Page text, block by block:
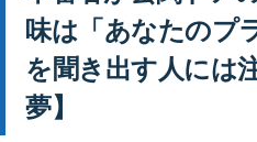
味は「あなたのプ
を聞き出す人には
夢】